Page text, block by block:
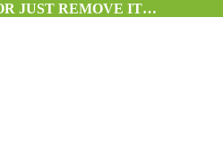
JUST REMOVE IT…